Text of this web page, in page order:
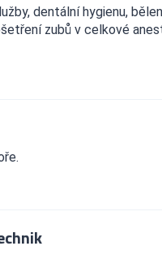
dentální hygienu,
zubů v celkové